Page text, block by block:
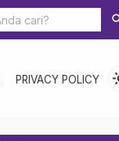
PRIVACY POLICY